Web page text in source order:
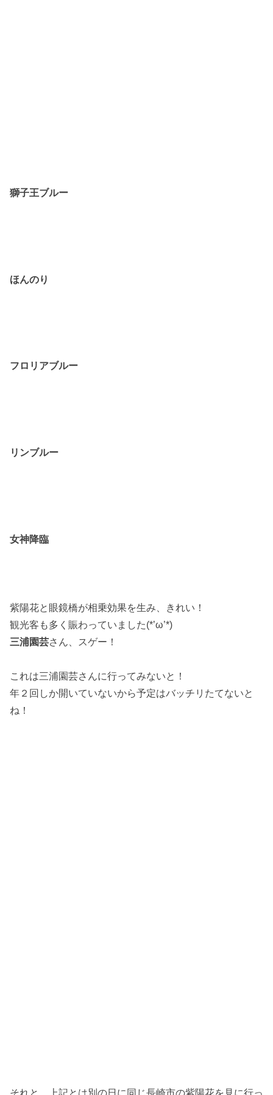
獅子王ブルー
ほんのり
フロリアブルー
リンブルー
女神降臨
紫陽花と眼鏡橋が相乗効果を生み、きれい！
観光客も多く賑わっていました(*’ω’*)
三浦園芸さん、スゲー！
これは三浦園芸さんに行ってみないと！
年２回しか開いていないから予定はバッチリたてないと
ね！
それと、上記とは別の日に同じ長崎市の紫陽花を見に行っ